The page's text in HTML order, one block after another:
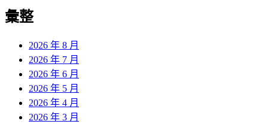
彙整
2026 年 8 月
2026 年 7 月
2026 年 6 月
2026 年 5 月
2026 年 4 月
2026 年 3 月